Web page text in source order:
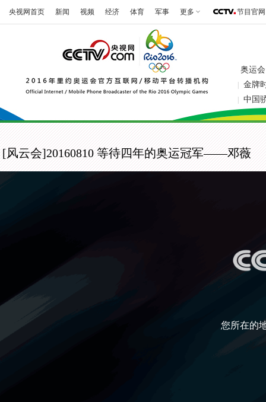
央视网首页 新闻 视频 经济 体育 军事 更多 节目官网
奥运会
金牌
中国
[风云会]20160810 等待四年的奥运冠军——邓薇
您所在的